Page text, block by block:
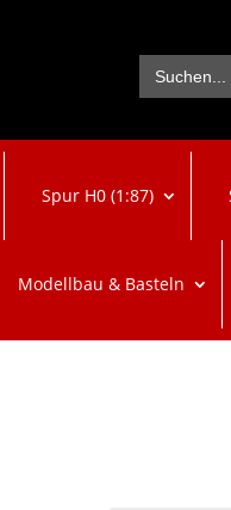
Search
for:
Spur H0 (1:87)
Modellbau & Basteln